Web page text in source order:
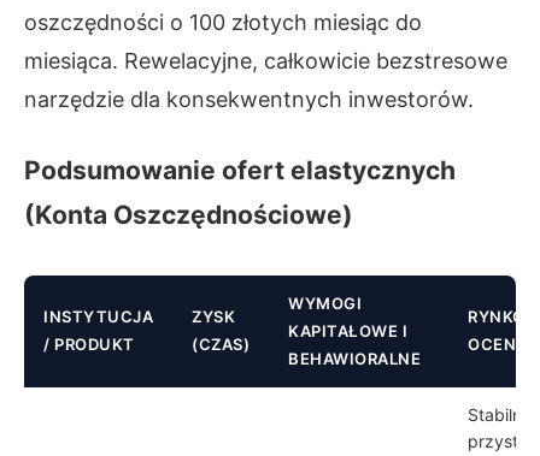
oszczędności o 100 złotych miesiąc do
miesiąca. Rewelacyjne, całkowicie bezstresowe
narzędzie dla konsekwentnych inwestorów.
Podsumowanie ofert elastycznych
(Konta Oszczędnościowe)
INSTYTUCJA
/ PRODUKT
ZYSK
(CZAS)
WYMOGI
KAPITAŁOWE I
BEHAWIORALNE
OCENA
Stabilna